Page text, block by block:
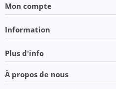
Mon compte
Information
Plus d'info
À propos de nous